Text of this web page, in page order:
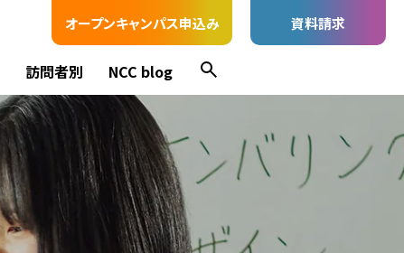
オープンキャンパス申込み 資料請求
訪問者別 NCC blog